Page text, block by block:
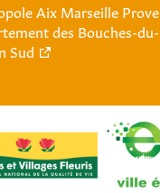
Aix Marseille
des Bouches-
Sud